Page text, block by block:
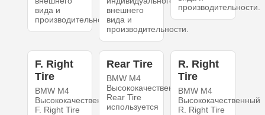
вида и
производительности.
внешнего
вида и
производительности.
производительности.
F. Right
Tire
BMW M4
Высококачественный
F. Right Tire
Rear Tire
BMW M4
Высококачественный
Rear Tire
используется
R. Right
Tire
BMW M4
Высококачественный
R. Right Tire